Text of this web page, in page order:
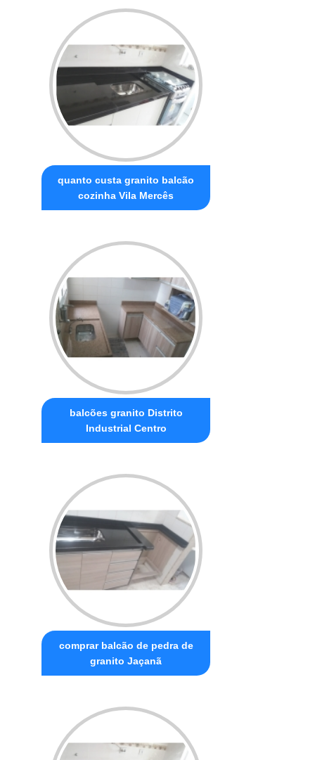
quanto custa granito balcão
cozinha Vila Mercês
balcões granito Distrito
Industrial Centro
comprar balcão de pedra de
granito Jaçanã